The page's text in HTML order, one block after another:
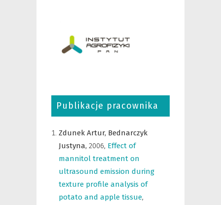
Publikacje pracownika
Zdunek Artur, Bednarczyk
Justyna, 2006, Effect of
mannitol treatment on
ultrasound emission during
texture profile analysis of
potato and apple tissue,